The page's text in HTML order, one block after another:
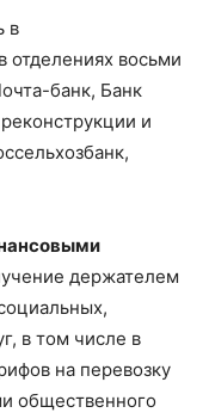
в
отделениях восьми
банк, Банк
и
держателем
в том числе в
на перевозку
общественного